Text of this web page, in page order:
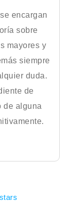
encargan
sobre
mayores y
siempre
duda.
de
de alguna